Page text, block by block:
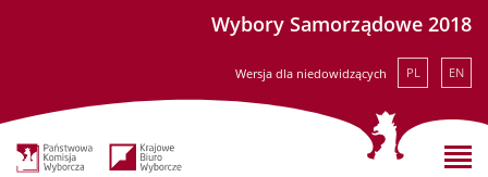
Wybory Samorządowe 2018
Wersja dla niedowidzących PL EN